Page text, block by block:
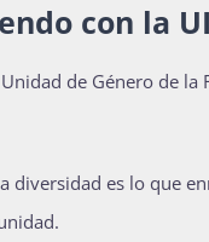
La Boletina
Recursos
con la
de Género de la
diversidad es lo que